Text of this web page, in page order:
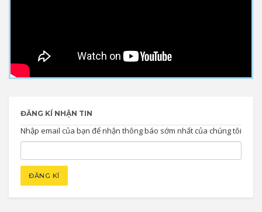
ĐĂNG KÍ NHẬN TIN
Nhập email của bạn để nhận thông báo sớm nhất của chúng tôi